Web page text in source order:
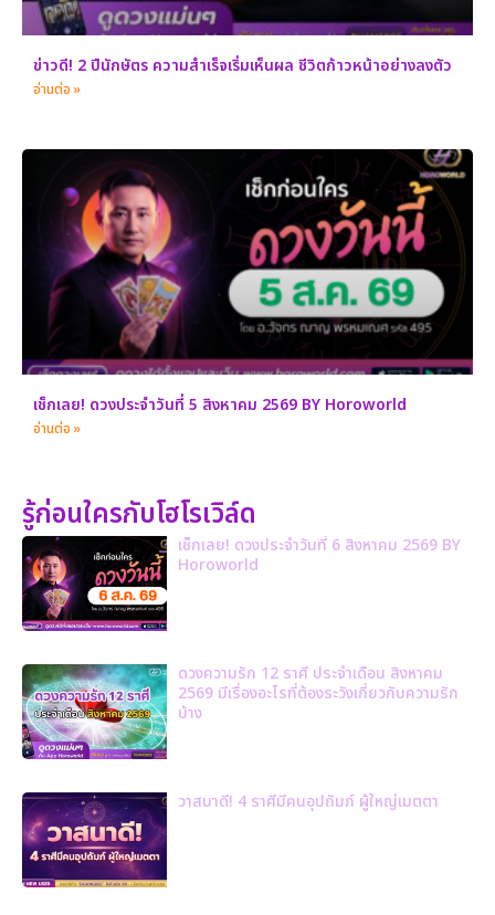
ข่าวดี! 2 ปีนักษัตร ความสำเร็จเริ่มเห็นผล ชีวิตก้าวหน้าอย่างลงตัว
อ่านต่อ »
เช็กเลย! ดวงประจำวันที่ 5 สิงหาคม 2569 BY Horoworld
อ่านต่อ »
รู้ก่อนใครกับโฮโรเวิล์ด
เช็กเลย! ดวงประจำวันที่ 6 สิงหาคม 2569 BY
Horoworld
ดวงความรัก 12 ราศี ประจำเดือน สิงหาคม
2569 มีเรื่องอะไรที่ต้องระวังเกี่ยวกับความรัก
บ้าง
วาสนาดี! 4 ราศีมีคนอุปถัมภ์ ผู้ใหญ่เมตตา